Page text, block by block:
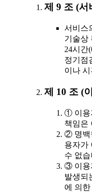
제 9 조 (서
서비스
기술상
24시간
정기점
이나
제 10 조 (
① 이용
책임은
② 명백
용자가
수 없
③ 이용
발생되
에 의